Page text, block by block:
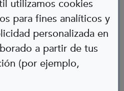
utilizamos cookies
para fines analíticos y
personalizada en
a partir de tus
(por ejemplo,